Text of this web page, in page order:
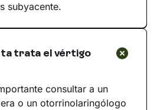
subyacente.
trata el vértigo
consultar a un
o un otorrinolaringólogo